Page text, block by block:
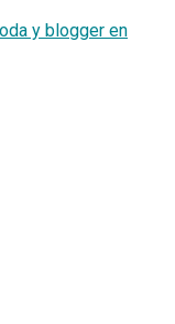
y blogger en